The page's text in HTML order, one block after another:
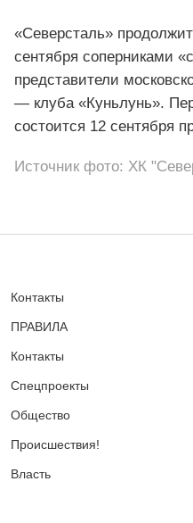
«Северсталь»
сентября соперниками
представители
— клуба «Куньлунь».
состоится 12 сентября
Источник фото: ХК
Контакты
ПРАВИЛА
Контакты
Спецпроекты
Общество
Происшествия!
Власть